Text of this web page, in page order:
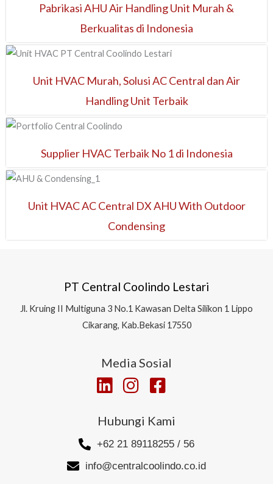
Pabrikasi AHU Air Handling Unit Murah &
Berkualitas di Indonesia
Unit HVAC Murah, Solusi AC Central dan Air
Handling Unit Terbaik
Supplier HVAC Terbaik No 1 di Indonesia
Unit HVAC AC Central DX AHU With Outdoor
Condensing
PT Central Coolindo Lestari
Jl. Kruing II Multiguna 3 No.1 Kawasan Delta Silikon 1 Lippo
Cikarang, Kab.Bekasi 17550
Media Sosial
Hubungi Kami
+62 21 89118255 / 56
info@centralcoolindo.co.id